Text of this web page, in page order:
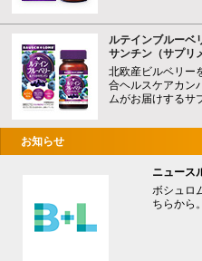
ルテインブルーベ
サンチン（サプリ
北欧産ビルベリー
合ヘルスケアカン
ムがお届けするサ
お知らせ
ニュース
ボシュロ
ちらから。